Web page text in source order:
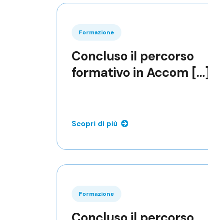
Formazione
Concluso il percorso
formativo in Accom [...]
Scopri di più
Formazione